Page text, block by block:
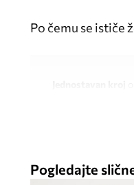
Po čemu se ističe
Elastičan materijal
Pogledajte